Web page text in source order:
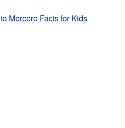
Mercero Facts for Kids